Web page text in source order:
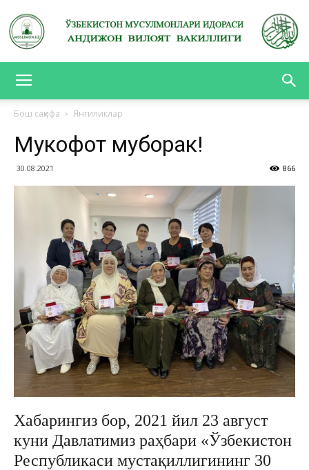
ВИЛОЯТ
ВАКИЛЛИГИ
Бош саҳифа Янгиликлар
Мукофот муборак!
30.08.2021 866
Хабарингиз бор, 2021 йил 23 август
куни Давлатимиз раҳбари «Ўзбекистон
Республикаси мустақиллигининг 30